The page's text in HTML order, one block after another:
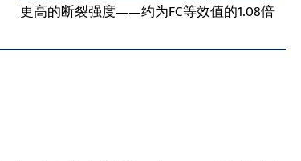
更高的断裂强度——约为FC等效值的1.08倍